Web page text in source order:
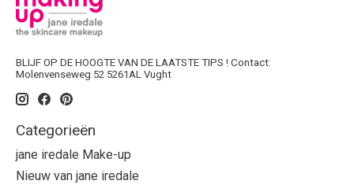
BLIJF OP DE HOOGTE VAN DE LAATSTE TIPS ! Contact:
Molenvenseweg 52 5261AL Vught
Categorieën
jane iredale Make-up
Nieuw van jane iredale